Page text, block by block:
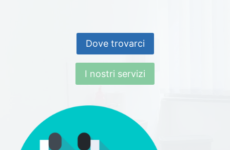
Dove trovarci
I nostri servizi